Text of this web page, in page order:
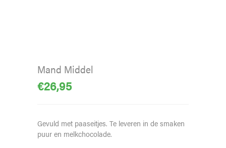
Mand Middel
€26,95
Gevuld met paaseitjes. Te leveren in de smaken
puur en melkchocolade.